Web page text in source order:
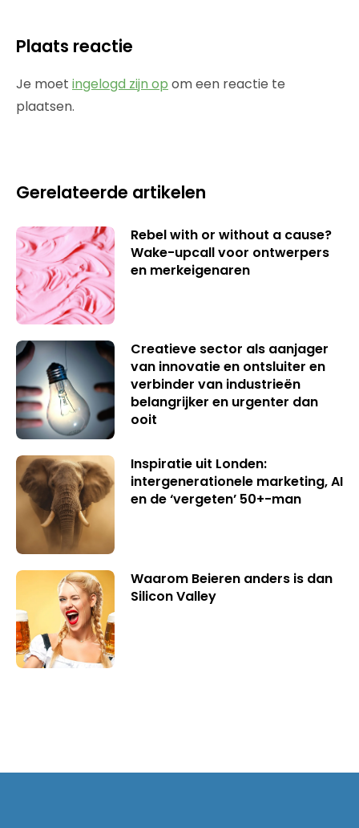
Plaats reactie
Je moet ingelogd zijn op om een reactie te
plaatsen.
Gerelateerde artikelen
Rebel with or without a cause?
Wake-upcall voor ontwerpers
en merkeigenaren
Creatieve sector als aanjager
van innovatie en ontsluiter en
verbinder van industrieën
belangrijker en urgenter dan
ooit
Inspiratie uit Londen:
intergenerationele marketing, AI
en de ‘vergeten’ 50+-man
Waarom Beieren anders is dan
Silicon Valley